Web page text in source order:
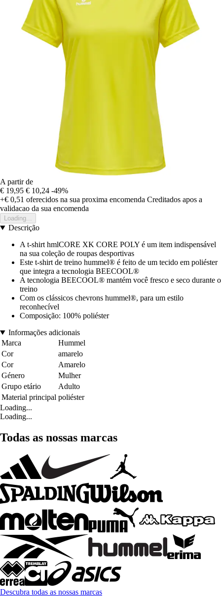
A partir de
€ 19,95 € 10,24 -49%
+€ 0,51 oferecidos na sua proxima encomenda Creditados apos a
validacao da sua encomenda
Loading...
Descrição
A t-shirt hmlCORE XK CORE POLY é um item indispensável
na sua coleção de roupas desportivas
Este t-shirt de treino hummel® é feito de um tecido em poliéster
que integra a tecnologia BEECOOL®
A tecnologia BEECOOL® mantém você fresco e seco durante o
treino
Com os clássicos chevrons hummel®, para um estilo
reconhecível
Composição: 100% poliéster
Informações adicionais
Marca
Hummel
Cor
amarelo
Cor
Amarelo
Género
Mulher
Grupo etário
Adulto
Material principal poliéster
Loading...
Loading...
Todas as nossas marcas
Descubra todas as nossas marcas